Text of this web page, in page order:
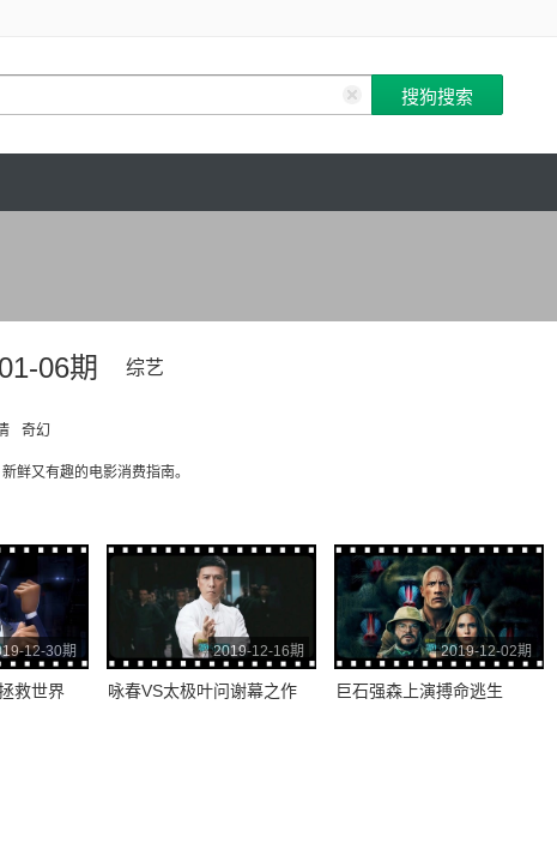
06期 综艺
奇幻
鲜又有趣的电影消费指南。
12-30期
救世界
2019-12-16期
咏春VS太极叶问谢幕之作
2019-12-02期
巨石强森上演搏命逃生